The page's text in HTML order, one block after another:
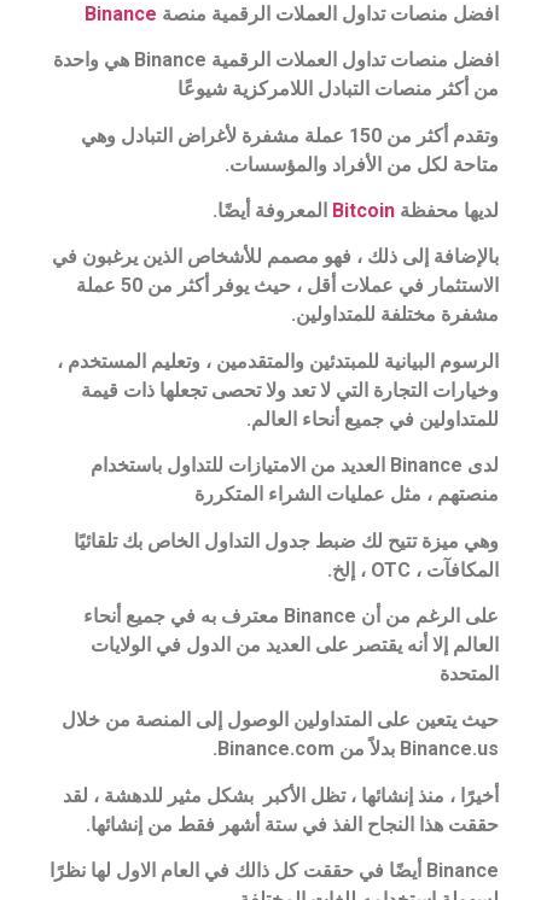
افضل منصات تداول العملات الرقمية منصة Binance
افضل منصات تداول العملات الرقمية Binance هي واحدة
من أكثر منصات التبادل اللامركزية شيوعًا
وتقدم أكثر من 150 عملة مشفرة لأغراض التبادل وهي
متاحة لكل من الأفراد والمؤسسات.
لديها محفظة Bitcoin المعروفة أيضًا.
بالإضافة إلى ذلك ، فهو مصمم للأشخاص الذين يرغبون في
الاستثمار في عملات أقل ، حيث يوفر أكثر من 50 عملة
مشفرة مختلفة للمتداولين.
الرسوم البيانية للمبتدئين والمتقدمين ، وتعليم المستخدم ،
وخيارات التجارة التي لا تعد ولا تحصى تجعلها ذات قيمة
للمتداولين في جميع أنحاء العالم.
لدى Binance العديد من الامتيازات للتداول باستخدام
منصتهم ، مثل عمليات الشراء المتكررة
وهي ميزة تتيح لك ضبط جدول التداول الخاص بك تلقائيًا
المكافآت ، OTC ، إلخ.
على الرغم من أن Binance معترف به في جميع أنحاء
العالم إلا أنه يقتصر على العديد من الدول في الولايات
المتحدة
حيث يتعين على المتداولين الوصول إلى المنصة من خلال
Binance.us بدلاً من Binance.com.
أخيرًا ، منذ إنشائها ، تظل الأكبر بشكل مثير للدهشة ، لقد
حققت هذا النجاح الفذ في ستة أشهر فقط من إنشائها.
Binance أيضًا في حققت كل ذالك في العام الاول لها نظرًا